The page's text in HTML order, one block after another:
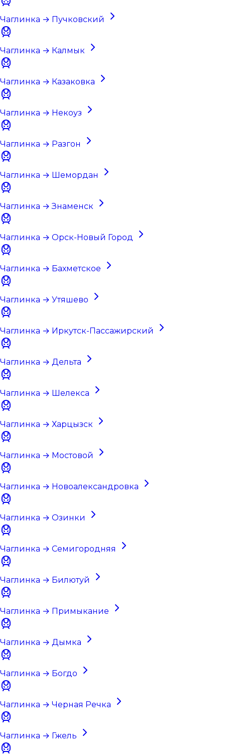
Чаглинка → Пучковский
Чаглинка → Калмык
Чаглинка → Казаковка
Чаглинка → Некоуз
Чаглинка → Разгон
Чаглинка → Шемордан
Чаглинка → Знаменск
Чаглинка → Орск-Новый Город
Чаглинка → Бахметское
Чаглинка → Утяшево
Чаглинка → Иркутск-Пассажирский
Чаглинка → Дельта
Чаглинка → Шелекса
Чаглинка → Харцызск
Чаглинка → Мостовой
Чаглинка → Новоалександровка
Чаглинка → Озинки
Чаглинка → Семигородняя
Чаглинка → Билютуй
Чаглинка → Примыкание
Чаглинка → Дымка
Чаглинка → Богдо
Чаглинка → Черная Речка
Чаглинка → Гжель